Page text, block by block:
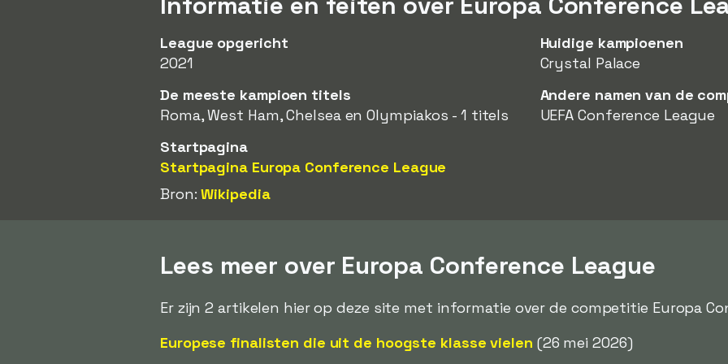
League opgericht
2021
Huidige kampioenen
Crystal Palace
De meeste kampioen titels
Roma, West Ham, Chelsea en Olympiakos - 1 titels
Andere namen van de
UEFA Conference League
Startpagina
Startpagina Europa Conference League
Bron:Wikipedia
Lees meer over Europa Conference League
Er zijn 2 artikelen hier op deze site met informatie over de competitie Europa
Europese finalisten die uit de hoogste klasse vielen (26 mei 2026)